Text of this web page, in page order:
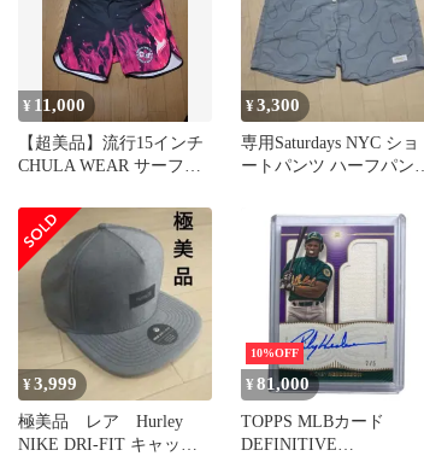
¥ 11,000
【超美品】流行15インチ
CHULA WEAR サーフパ
¥3,300
専用Saturdays NYC ショ
ートパンツ ハーフパンツ
¥3,999
極美品 レア Hurley
NIKE DRI-FIT キャッ
10%OFF
¥ 81,000
TOPPS MLBカード
DEFINITIVE